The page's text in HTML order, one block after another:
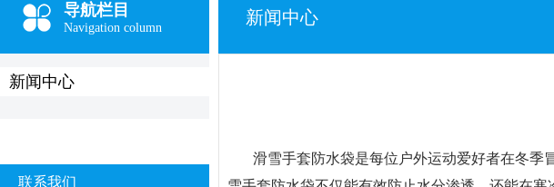
导航栏目
Navigation column
新闻中心
联系我们
新闻中心
滑雪手套防水袋是每位户外运动爱好者在冬季